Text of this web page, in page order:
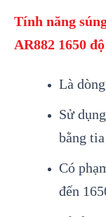
Tính năng
AR882 1650
Là
Sử
bằng
Có ph
đến